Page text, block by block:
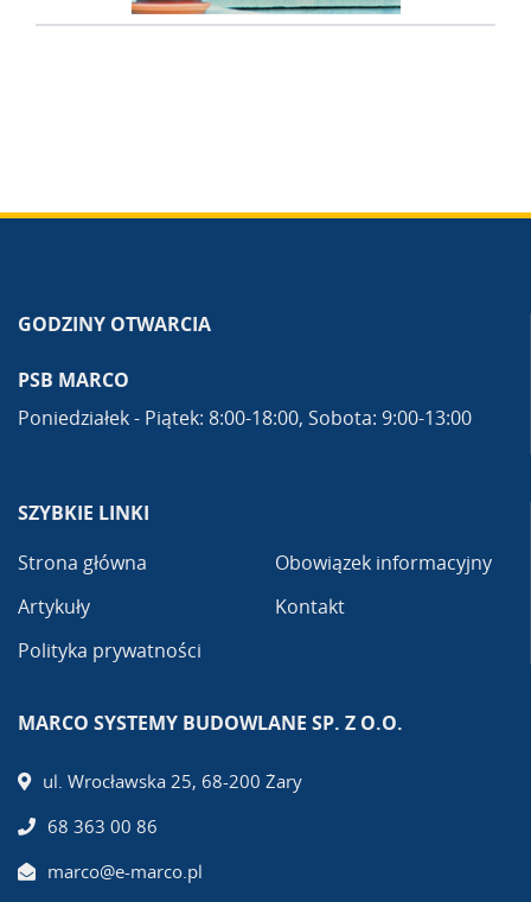
GODZINY OTWARCIA
PSB MARCO
Poniedziałek - Piątek: 8:00-18:00, Sobota: 9:00-13:00
SZYBKIE LINKI
Strona główna
Artykuły
Polityka prywatności
Obowiązek informacyjny
Kontakt
MARCO SYSTEMY BUDOWLANE SP. Z O.O.
ul. Wrocławska 25, 68-200 Żary
68 363 00 86
marco@e-marco.pl